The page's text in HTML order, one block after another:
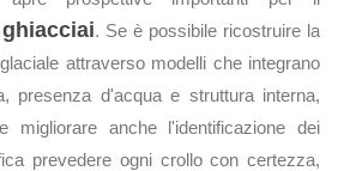
. Se è possibile ricostruire la
attraverso modelli che integrano
presenza d'acqua e struttura interna,
migliorare anche l'identificazione dei
prevedere ogni crollo con certezza,